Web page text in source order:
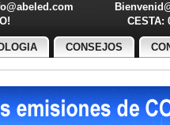
CESTA:
CONSEJOS